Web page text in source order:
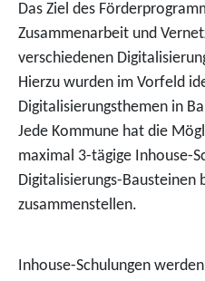
Das Ziel des
Zusammenarbeit und
verschiedenen
Hierzu wurden im Vorfeld
Digitalisierungsthemen in
Jede Kommune hat die
maximal 3-tägige Inhouse-
Digitalisierungs-Bausteinen
zusammenstellen.
Inhouse-Schulungen